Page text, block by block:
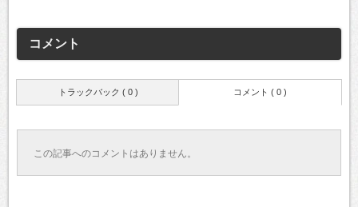
コメント
トラックバック ( 0 ) コメント ( 0 )
この記事へのコメントはありません。